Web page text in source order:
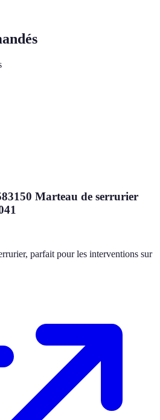
Marteau de serrurier
parfait pour les interventions sur